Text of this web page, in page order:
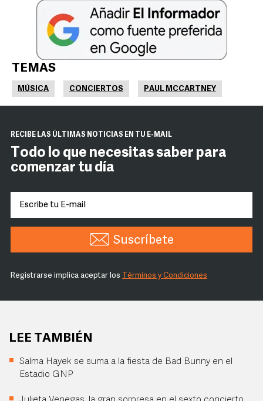
TEMAS
MÚSICA CONCIERTOS PAUL MCCARTNEY
RECIBE LAS ÚLTIMAS NOTICIAS EN TU E-MAIL
Todo lo que necesitas saber para
comenzar tu día
Suscríbete
Registrarse implica aceptar los Términos y Condiciones
LEE TAMBIÉN
Salma Hayek se suma a la fiesta de Bad Bunny en el
Estadio GNP